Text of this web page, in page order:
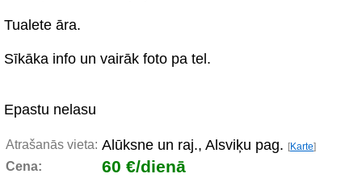
Tualete āra.
Sīkāka info un vairāk foto pa tel.
Epastu nelasu
Atrašanās vieta: Alūksne un raj., Alsviķu pag. [Karte]
Cena: 60 €/dienā